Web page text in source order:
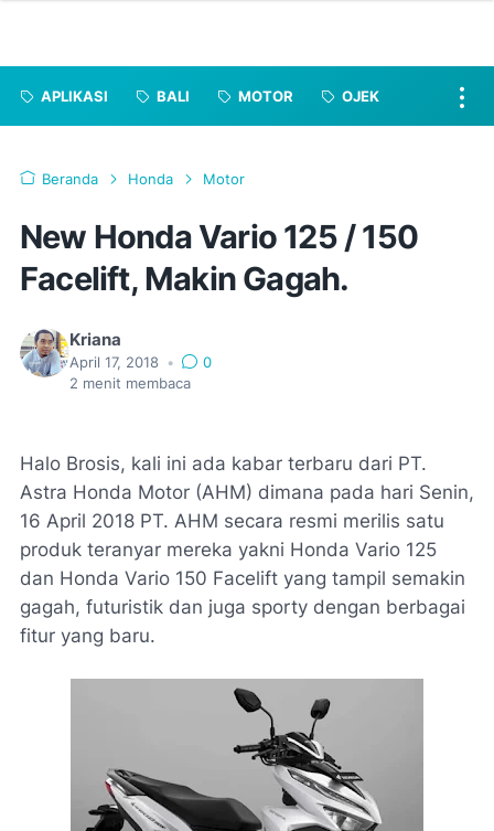
APLIKASI BALI MOTOR OJEK
Beranda Honda Motor
New Honda Vario 125 / 150
Facelift, Makin Gagah.
Kriana
April 17, 2018 •
0
2 menit membaca
Halo Brosis, kali ini ada kabar terbaru dari PT.
Astra Honda Motor (AHM) dimana pada hari Senin,
16 April 2018 PT. AHM secara resmi merilis satu
produk teranyar mereka yakni Honda Vario 125
dan Honda Vario 150 Facelift yang tampil semakin
gagah, futuristik dan juga sporty dengan berbagai
fitur yang baru.